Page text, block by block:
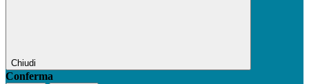
Chiudi
Conferma